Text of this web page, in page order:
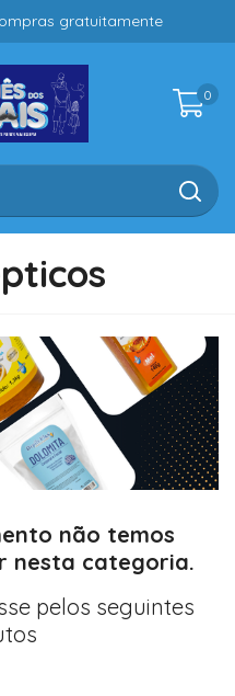
gratuitamente
0
não temos
nesta categoria.
pelos seguintes